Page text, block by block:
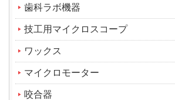
歯科ラボ機器
技工用マイクロスコープ
ワックス
マイクロモーター
咬合器